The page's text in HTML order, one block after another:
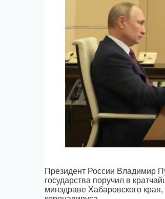
Президент России Владимир
государства поручил в
минздраве Хабаровского